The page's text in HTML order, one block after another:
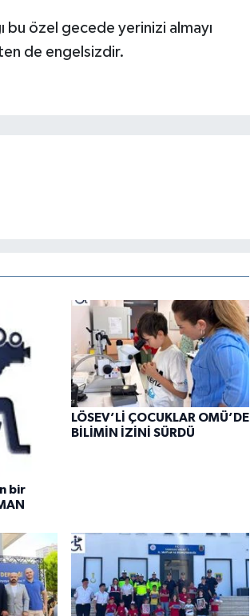
bu özel gecede yerinizi almayı
de engelsizdir.
bir
LÖSEV’Lİ ÇOCUKLAR OMÜ’DE
BİLİMİN İZİNİ SÜRDÜ